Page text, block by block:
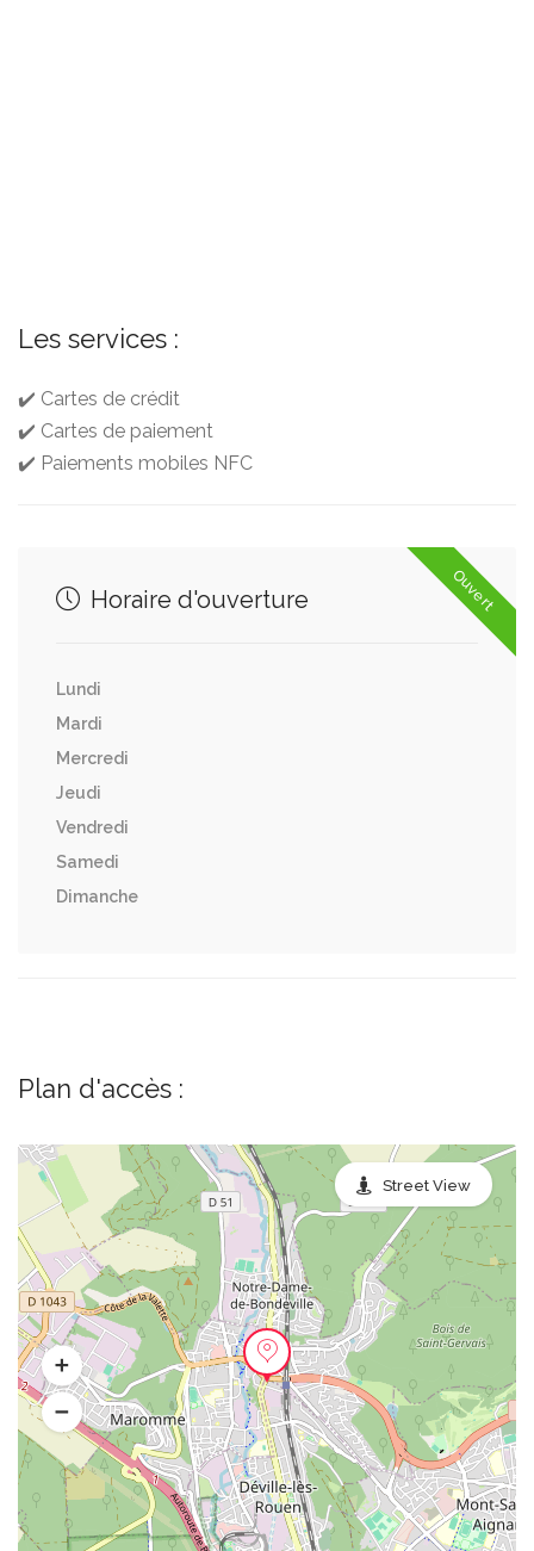
Les services :
✔️ Cartes de crédit
✔️ Cartes de paiement
✔️ Paiements mobiles NFC
Ouvert
Horaire d'ouverture
Lundi
Mardi
Mercredi
Jeudi
Vendredi
Samedi
Dimanche
Plan d'accès :
Street View